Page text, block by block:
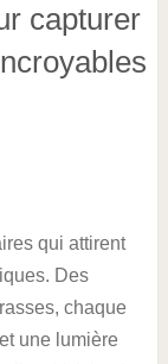
capturer
qui attirent
Des
chaque
une lumière